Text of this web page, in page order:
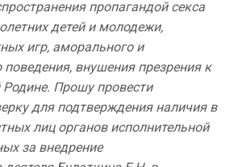
пропагандой секса
детей и молодежи,
игр, аморального и
поведения, внушения презрения к
Родине. Прошу провести
для подтверждения наличия в
лиц органов исполнительной
за внедрение